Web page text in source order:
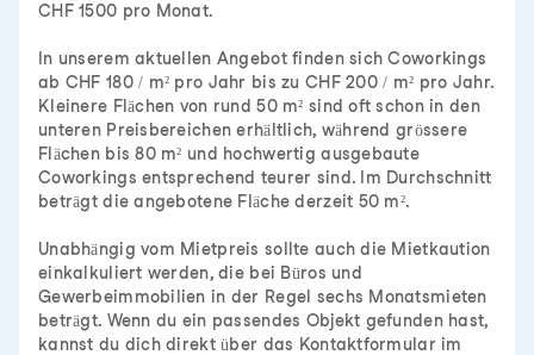
CHF 1500 pro Monat.
In unserem aktuellen Angebot finden sich Coworkings
ab CHF 180 / m² pro Jahr bis zu CHF 200 / m² pro Jahr.
Kleinere Flächen von rund 50 m² sind oft schon in den
unteren Preisbereichen erhältlich, während grössere
Flächen bis 80 m² und hochwertig ausgebaute
Coworkings entsprechend teurer sind. Im Durchschnitt
beträgt die angebotene Fläche derzeit 50 m².
Unabhängig vom Mietpreis sollte auch die Mietkaution
einkalkuliert werden, die bei Büros und
Gewerbeimmobilien in der Regel sechs Monatsmieten
beträgt. Wenn du ein passendes Objekt gefunden hast,
kannst du dich direkt über das Kontaktformular im